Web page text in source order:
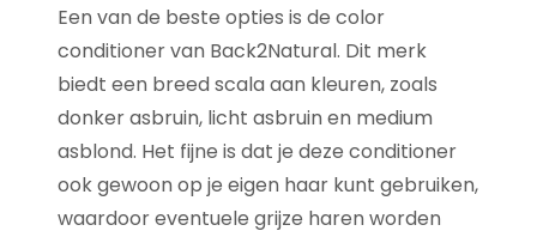
Een van de beste opties is de color
conditioner van Back2Natural. Dit merk
biedt een breed scala aan kleuren, zoals
donker asbruin, licht asbruin en medium
asblond. Het fijne is dat je deze conditioner
ook gewoon op je eigen haar kunt gebruiken,
waardoor eventuele grijze haren worden